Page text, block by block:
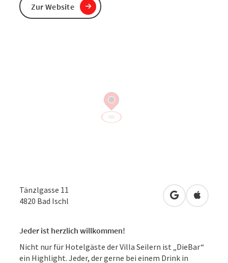
Tänzlgasse 11
4820 Bad Ischl in Google
in
Jeder ist herzlich willkommen!
Nicht nur für Hotelgäste der Villa Seilern ist „DieBar“
ein Highlight. Jeder, der gerne bei einem Drink in
Zur Website